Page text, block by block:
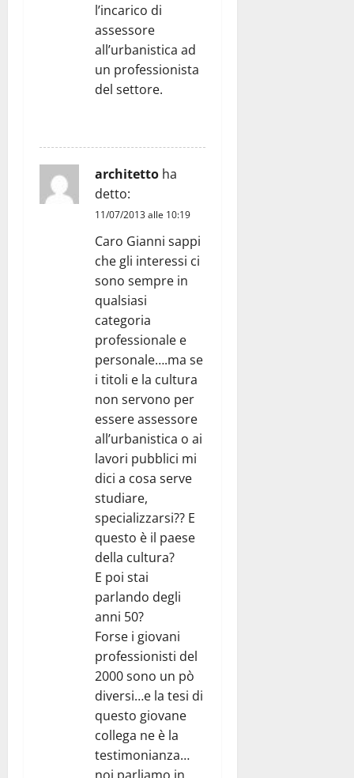
l’incarico di
assessore
all’urbanistica ad
un professionista
del settore.
architetto ha
detto:
11/07/2013 alle 10:19
Caro Gianni sappi
che gli interessi ci
sono sempre in
qualsiasi
categoria
professionale e
personale….ma se
i titoli e la cultura
non servono per
essere assessore
all’urbanistica o ai
lavori pubblici mi
dici a cosa serve
studiare,
specializzarsi?? E
questo è il paese
della cultura?
E poi stai
parlando degli
anni 50?
Forse i giovani
professionisti del
2000 sono un pò
diversi…e la tesi di
questo giovane
collega ne è la
testimonianza…